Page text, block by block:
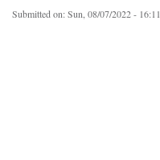
Submitted on:Sun, 08/07/2022 - 16:11